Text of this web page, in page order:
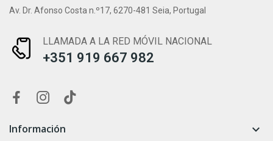
Av. Dr. Afonso Costa n.º17, 6270-481 Seia, Portugal
LLAMADA A LA RED MÓVIL NACIONAL
+351 919 667 982
Información 